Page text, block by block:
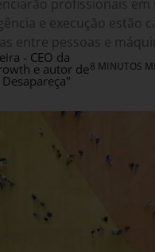
profissionais em
e execução estão
entre pessoas e
- CEO da
e autor de8 MINUTOS